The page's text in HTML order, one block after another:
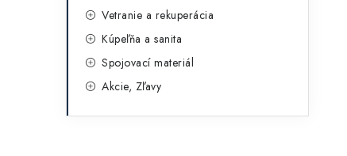
Vetranie a rekuperácia
Kúpeľňa a sanita
Spojovací materiál
Akcie, Zľavy